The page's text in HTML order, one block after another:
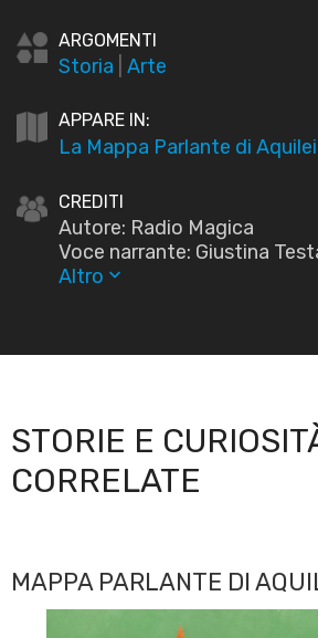
ARGOMENTI
Storia Arte
APPARE IN:
La Mappa Parlante di
CREDITI
Autore: Radio Magica
Voce narrante: Giustina
Altro keyboard_arrow_down
STORIE E
CORRELATE
MAPPA PARLANTE DI